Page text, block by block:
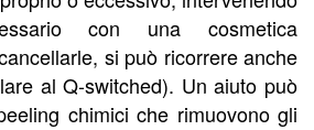
con una cosmetica
si può ricorrere anche
al Q-switched). Un aiuto può
chimici che rimuovono gli